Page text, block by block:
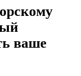
ваше